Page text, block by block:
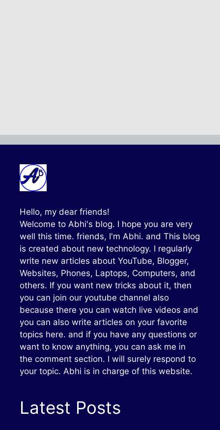
Hello, my dear friends!
Welcome to Abhi's blog. I hope you are very
well this time. friends, I'm Abhi. and This blog
is created about new technology. I regularly
write new articles about YouTube, Blogger,
Websites, Phones, Laptops, Computers, and
others. If you want new tricks about it, then
you can join our youtube channel also
because there you can watch live videos and
you can also write articles on your favorite
topics here. and if you have any questions or
want to know anything, you can ask me in
the comment section. I will surely respond to
your topic. Abhi is in charge of this website.
Latest Posts